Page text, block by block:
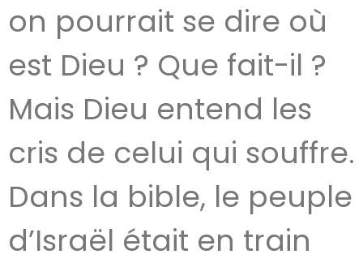
on pourrait se dire où
est Dieu ? Que fait-il ?
Mais Dieu entend les
cris de celui qui souffre.
Dans la bible, le peuple
d’Israël était en train